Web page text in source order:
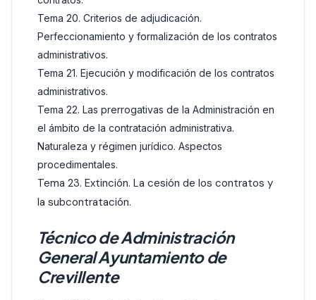
Tema 20. Criterios de adjudicación.
Perfeccionamiento y formalización de los contratos
administrativos.
Tema 21. Ejecución y modificación de los contratos
administrativos.
Tema 22. Las prerrogativas de la Administración en
el ámbito de la contratación administrativa.
Naturaleza y régimen jurídico. Aspectos
procedimentales.
Tema 23. Extinción. La cesión de los contratos y
la subcontratación.
Técnico de Administración
General Ayuntamiento de
Crevillente